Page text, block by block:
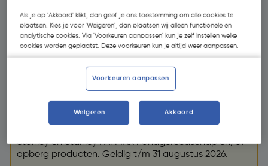
€ 22,25| Excl. btw € 18,39
Krijg een GRATIS
Stanley en Stanley FATMAX handgereedschap en/of
opberg producten. Geldig t/m 31 augustus 2026.
Als je op 'Akkoord' klikt, dan geef je ons toestemming om alle cookies te
plaatsen. Kies je voor 'Weigeren', dan plaatsen wij alleen functionele en
analytische cookies. Via 'Voorkeuren aanpassen' kun je zelf instellen welke
cookies worden geplaatst. Deze voorkeuren kun je altijd weer aanpassen.
Voorkeuren aanpassen
Weigeren Akkoord